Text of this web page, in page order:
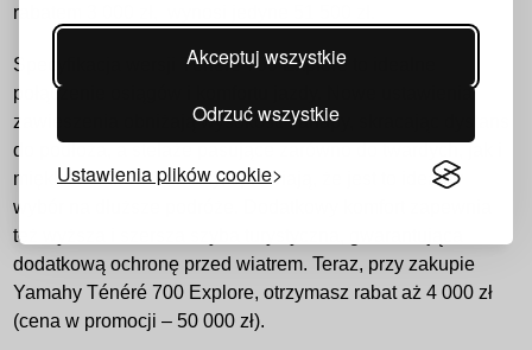
Akceptuj wszystkie
Odrzuć wszystkie
Ustawienia plików cookie
rabatem 3 000 zł, wynosi jedyne 51 500 zł.
Specyfikacja wersji Ténéré 700 Explore to idealne
połączenie osiągów i komfortu jazdy. Nowe ustawienia
zawieszenia obniżają wysokość kanapy, skracając dystans
do podłoża, a stelaże pasujące zarówno do twardych, jak i
miękkich kufrów Yamahy, sprawiają, że jest to idealny
wybór na dłuższe podróże. Dodatkowy komfort zapewnia
też wyższa i szersza szyba turystyczna, gwarantująca
dodatkową ochronę przed wiatrem. Teraz, przy zakupie
Yamahy Ténéré 700 Explore, otrzymasz rabat aż 4 000 zł
(cena w promocji – 50 000 zł).